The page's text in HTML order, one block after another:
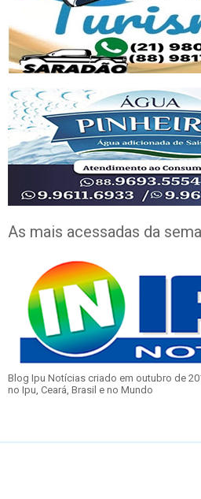
As mais acessadas da
Blog Ipu Notícias criado em outubro de
no Ipu, Ceará, Brasil e no Mundo